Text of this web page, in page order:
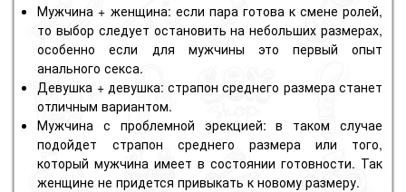
Мужчина + женщина: если пара готова к смене ролей,
то выбор следует остановить на небольших размерах,
особенно если для мужчины это первый опыт
анального секса.
Девушка + девушка: страпон среднего размера станет
отличным вариантом.
Мужчина с проблемной эрекцией: в таком случае
подойдет страпон среднего размера или того,
который мужчина имеет в состоянии готовности. Так
женщине не придется привыкать к новому размеру.